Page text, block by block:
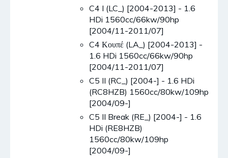
C4 I (LC_) [2004-2013] - 1.6
HDi 1560cc/66kw/90hp
[2004/11-2011/07]
C4 Κουπέ (LA_) [2004-2013] -
1.6 HDi 1560cc/66kw/90hp
[2004/11-2011/07]
C5 II (RC_) [2004-] - 1.6 HDi
(RC8HZB) 1560cc/80kw/109hp
[2004/09-]
C5 II Break (RE_) [2004-] - 1.6
HDi (RE8HZB)
1560cc/80kw/109hp
[2004/09-]